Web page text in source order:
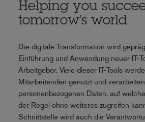
Helping you
tomorrow's world
Die digitale Transformation wird
Einführung und Anwendung neuer IT-
Arbeitgeber. Viele dieser IT-Tools
Mitarbeitenden genutzt und
personenbezogenen Daten, auf
der Regel ohne weiteres zugreifen
Schnittstelle wird auch die